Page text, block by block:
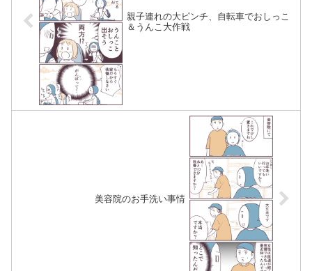
親子連れの大ピンチ、自転車でおしっこ
＆うんこ大作戦
美容院のお手洗い事情